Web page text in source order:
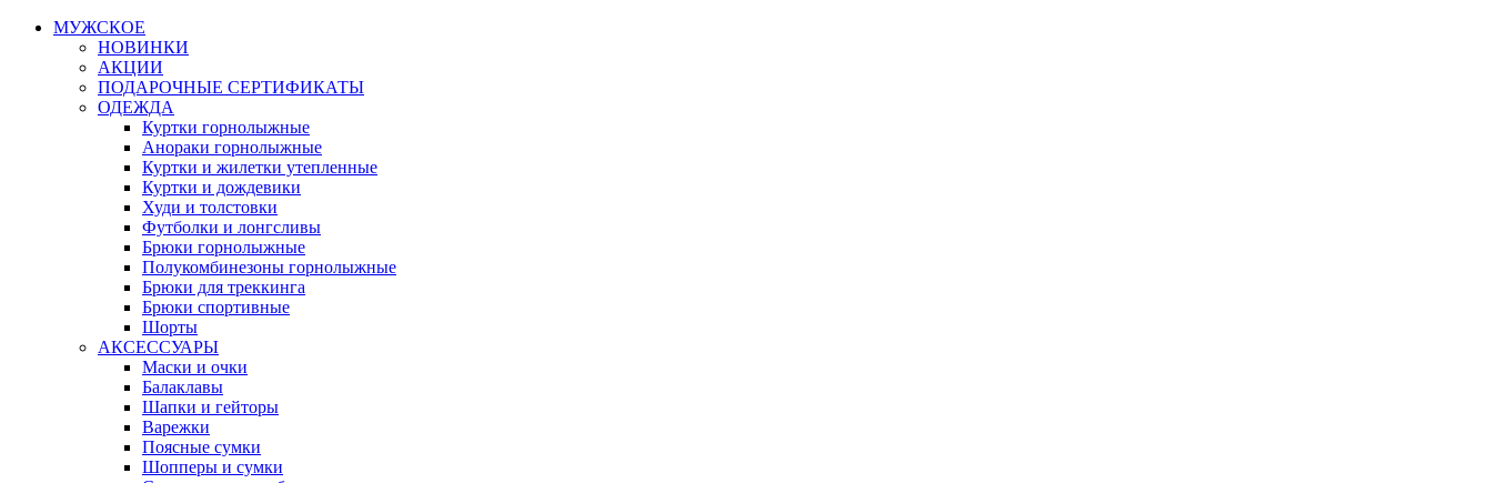
МУЖСКОЕ
НОВИНКИ
АКЦИИ
ПОДАРОЧНЫЕ СЕРТИФИКАТЫ
ОДЕЖДА
Куртки горнолыжные
Анораки горнолыжные
Куртки и жилетки утепленные
Куртки и дождевики
Худи и толстовки
Футболки и лонгсливы
Брюки горнолыжные
Полукомбинезоны горнолыжные
Брюки для треккинга
Брюки спортивные
Шорты
АКСЕССУАРЫ
Маски и очки
Балаклавы
Шапки и гейторы
Варежки
Поясные сумки
Шопперы и сумки